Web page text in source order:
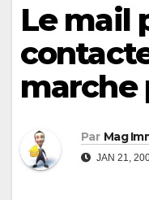
Le mail
marche
Par Mag
JAN 21,